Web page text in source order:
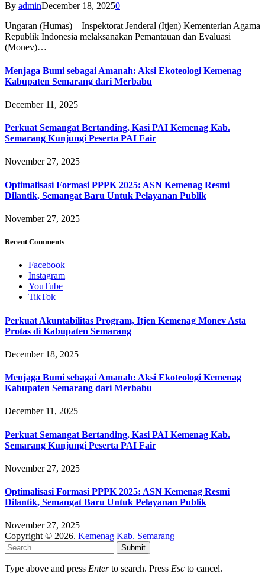
By adminDecember 18, 20250
Ungaran (Humas) – Inspektorat Jenderal (Itjen) Kementerian Agama
Republik Indonesia melaksanakan Pemantauan dan Evaluasi
(Monev)…
Menjaga Bumi sebagai Amanah: Aksi Ekoteologi Kemenag
Kabupaten Semarang dari Merbabu
December 11, 2025
Perkuat Semangat Bertanding, Kasi PAI Kemenag Kab.
Semarang Kunjungi Peserta PAI Fair
November 27, 2025
Optimalisasi Formasi PPPK 2025: ASN Kemenag Resmi
Dilantik, Semangat Baru Untuk Pelayanan Publik
November 27, 2025
Recent Comments
Facebook
Instagram
YouTube
TikTok
Perkuat Akuntabilitas Program, Itjen Kemenag Monev Asta
Protas di Kabupaten Semarang
December 18, 2025
Menjaga Bumi sebagai Amanah: Aksi Ekoteologi Kemenag
Kabupaten Semarang dari Merbabu
December 11, 2025
Perkuat Semangat Bertanding, Kasi PAI Kemenag Kab.
Semarang Kunjungi Peserta PAI Fair
November 27, 2025
Optimalisasi Formasi PPPK 2025: ASN Kemenag Resmi
Dilantik, Semangat Baru Untuk Pelayanan Publik
November 27, 2025
Copyright © 2026. Kemenag Kab. Semarang
Submit
Type above and press Enterto search. Press Esc to cancel.